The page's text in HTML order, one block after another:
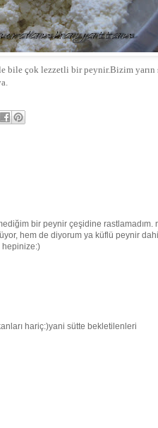
çok lezzetli bir peynir.Bizim yarın
bir peynir çeşidine
hem de diyorum ya küflü peynir dahil
hepinize:)
hariç:)yani sütte bekletilenleri